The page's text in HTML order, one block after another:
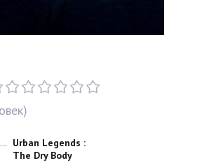
Urban Legends :
The Dry Body